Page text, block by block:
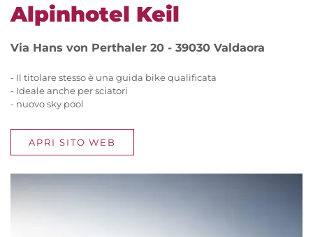
Alpinhotel Keil
Via Hans von Perthaler 20 - 39030 Valdaora
- Il titolare stesso è una guida bike qualificata
- Ideale anche per sciatori
- nuovo sky pool
APRI SITO WEB